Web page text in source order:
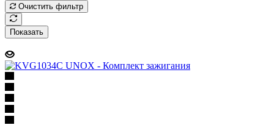
Очистить фильтр
Показать